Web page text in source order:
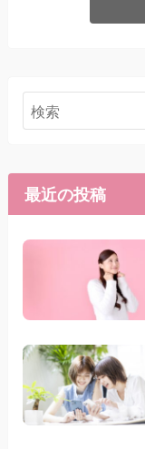
最近の投稿